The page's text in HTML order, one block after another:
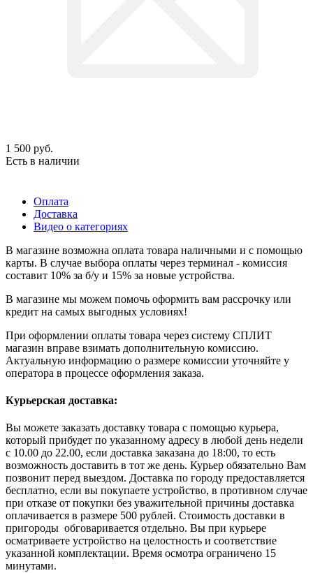
1 500 руб.
Есть в наличии
Оплата
Доставка
Видео о категориях
В магазине возможна оплата товара наличными и с помощью
карты. В случае выбора оплаты через терминал - комиссия
составит 10% за б/у и 15% за новые устройства.
В магазине мы можем помочь оформить вам рассрочку или
кредит на самых выгодных условиях!
При оформлении оплаты товара через систему СПЛИТ
магазин вправе взимать дополнительную комиссию.
Актуальную информацию о размере комиссии уточняйте у
оператора в процессе оформления заказа.
Курьерская доставка:
Вы можете заказать доставку товара с помощью курьера,
который прибудет по указанному адресу в любой день недели
с 10.00 до 22.00, если доставка заказана до 18:00, то есть
возможность доставить в тот же день. Курьер обязательно Вам
позвонит перед выездом. Доставка по городу предоставляется
бесплатно, если вы покупаете устройство, в противном случае
при отказе от покупки без уважительной причины доставка
оплачивается в размере 500 рублей. Стоимость доставки в
пригороды обговаривается отдельно. Вы при курьере
осматриваете устройство на целостность и соответствие
указанной комплектации. Время осмотра ограничено 15
минутами.